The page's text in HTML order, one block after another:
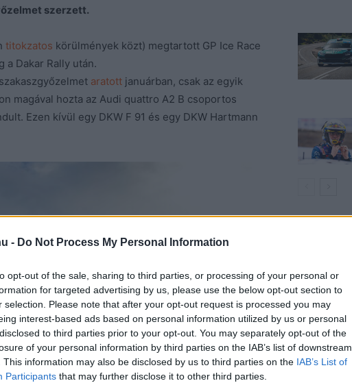
- Do Not Process My Personal Information
opt-out of the sale, sharing to third parties, or processing of your personal or
for targeted advertising by us, please use the below opt-out section to
selection. Please note that after your opt-out request is processed you may
interest-based ads based on personal information utilized by us or personal
to third parties prior to your opt-out. You may separately opt-out of the
of your personal information by third parties on the IAB’s list of downstream
This information may also be disclosed by us to third parties on the IAB’s List of
Participants that may further disclose it to other third parties.
szerzett.
titokzatos körülmények közt) megtartott GP Ice Race
Dakar Rally után.
aratott januárban, csak az egyik
magával hozta az Audi quattro A2 B csoportos
Ezen kívül egy DKW F 91 és egy DKW Hartmann